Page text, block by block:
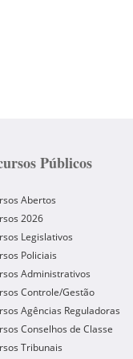
Públicos
Abertos
2026
Legislativos
Policiais
Administrativos
Controle/Gestão
Agências Reguladoras
Conselhos de Classe
Tribunais